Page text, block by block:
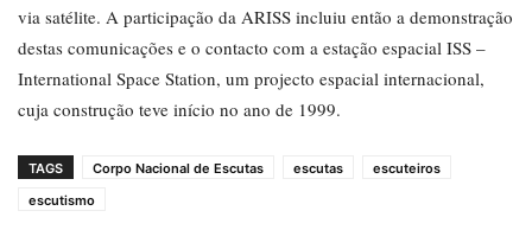
via satélite. A participação da ARISS incluiu então a demonstração
destas comunicações e o contacto com a estação espacial ISS –
International Space Station, um projecto espacial internacional,
cuja construção teve início no ano de 1999.
TAGS Corpo Nacional de Escutas escutas
escuteiros
escutismo